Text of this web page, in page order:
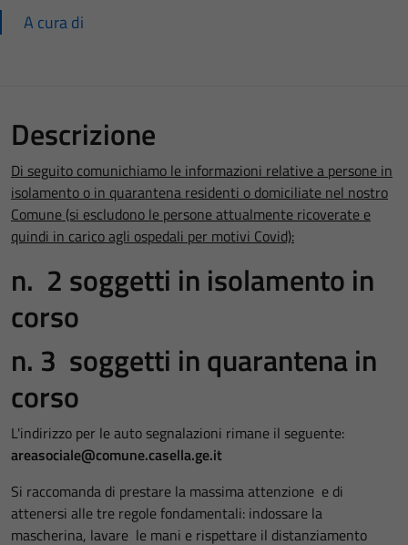
A cura di
Descrizione
Di seguito comunichiamo le informazioni relative a persone in
isolamento o in quarantena residenti o domiciliate nel nostro
Comune (si escludono le persone attualmente ricoverate e
quindi in carico agli ospedali per motivi Covid):
n. 2 soggetti in isolamento in
corso
n. 3 soggetti in quarantena in
corso
L'indirizzo per le auto segnalazioni rimane il seguente:
areasociale@comune.casella.ge.it
Si raccomanda di prestare la massima attenzione e di
attenersi alle tre regole fondamentali: indossare la
mascherina, lavare le mani e rispettare il distanziamento